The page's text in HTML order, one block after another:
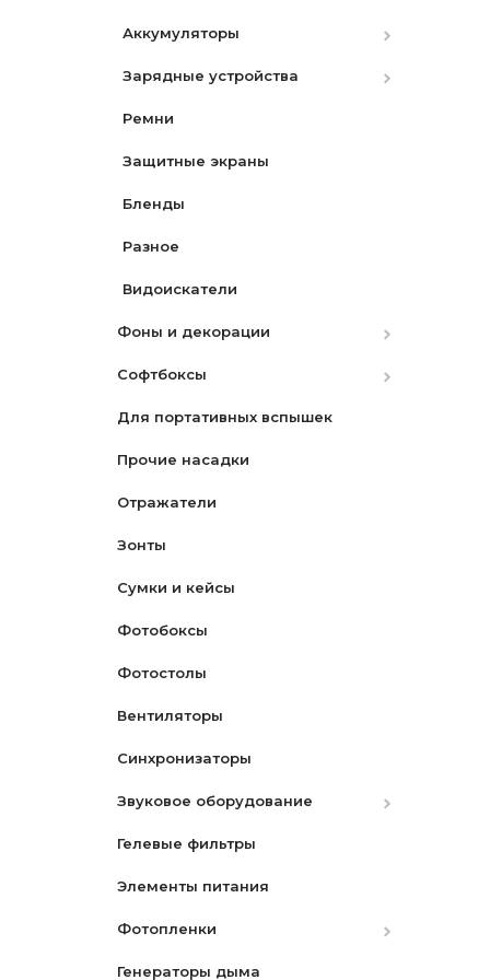
Аккумуляторы
Canon
Nikon
Зарядные устройства
Canon
Nikon
Sony
Ремни
Защитные экраны
Бленды
Разное
Видоискатели
Фоны и декорации
Бумажные
Матерчатые
Переносные
PVC
Софтбоксы
Октобоксы
Для портативных вспышек
Прочие насадки
Отражатели
Зонты
Сумки и кейсы
Фотобоксы
Фотостолы
Вентиляторы
Синхронизаторы
Звуковое оборудование
Микрофоны
Микшеры и адаптеры
Рекордеры
Гелевые фильтры
Элементы питания
Фотопленки
Фотопленки Черно-Белые
Генераторы дыма